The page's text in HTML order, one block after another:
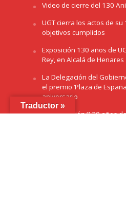
Video de cierre del 130
UGT cierra los actos de
objetivos cumplidos
Exposición 130 años de
Rey, en Alcalá de Henares
La Delegación del
el premio ‘Plaza de
aniversario
La exposición ‘130 años
Traductor »